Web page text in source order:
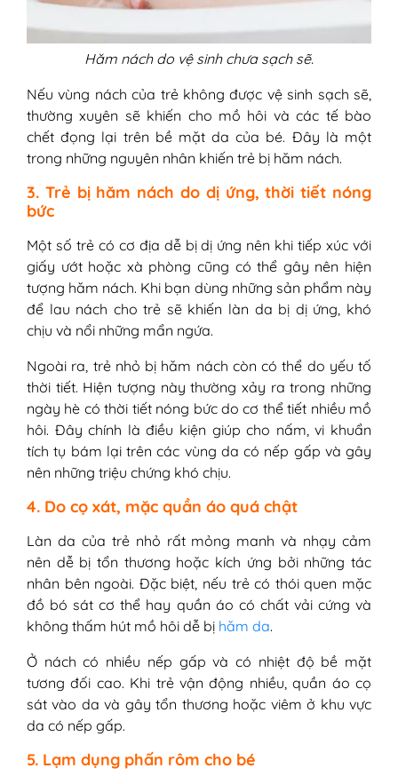
Hăm nách do vệ sinh chưa sạch sẽ.
Nếu vùng nách của trẻ không được vệ sinh sạch sẽ,
thường xuyên sẽ khiến cho mồ hôi và các tế bào
chết đọng lại trên bề mặt da của bé. Đây là một
trong những nguyên nhân khiến trẻ bị hăm nách.
3. Trẻ bị hăm nách do dị ứng, thời tiết nóng
bức
Một số trẻ có cơ địa dễ bị dị ứng nên khi tiếp xúc với
giấy ướt hoặc xà phòng cũng có thể gây nên hiện
tượng hăm nách. Khi bạn dùng những sản phẩm này
để lau nách cho trẻ sẽ khiến làn da bị dị ứng, khó
chịu và nổi những mẩn ngứa.
Ngoài ra, trẻ nhỏ bị hăm nách còn có thể do yếu tố
thời tiết. Hiện tượng này thường xảy ra trong những
ngày hè có thời tiết nóng bức do cơ thể tiết nhiều mồ
hôi. Đây chính là điều kiện giúp cho nấm, vi khuẩn
tích tụ bám lại trên các vùng da có nếp gấp và gây
nên những triệu chứng khó chịu.
4. Do cọ xát, mặc quần áo quá chật
Làn da của trẻ nhỏ rất mỏng manh và nhạy cảm
nên dễ bị tổn thương hoặc kích ứng bởi những tác
nhân bên ngoài. Đặc biệt, nếu trẻ có thói quen mặc
đồ bó sát cơ thể hay quần áo có chất vải cứng và
không thấm hút mồ hôi dễ bị hăm da.
Ở nách có nhiều nếp gấp và có nhiệt độ bề mặt
tương đối cao. Khi trẻ vận động nhiều, quần áo cọ
sát vào da và gây tổn thương hoặc viêm ở khu vực
da có nếp gấp.
5. Lạm dụng phấn rôm cho bé